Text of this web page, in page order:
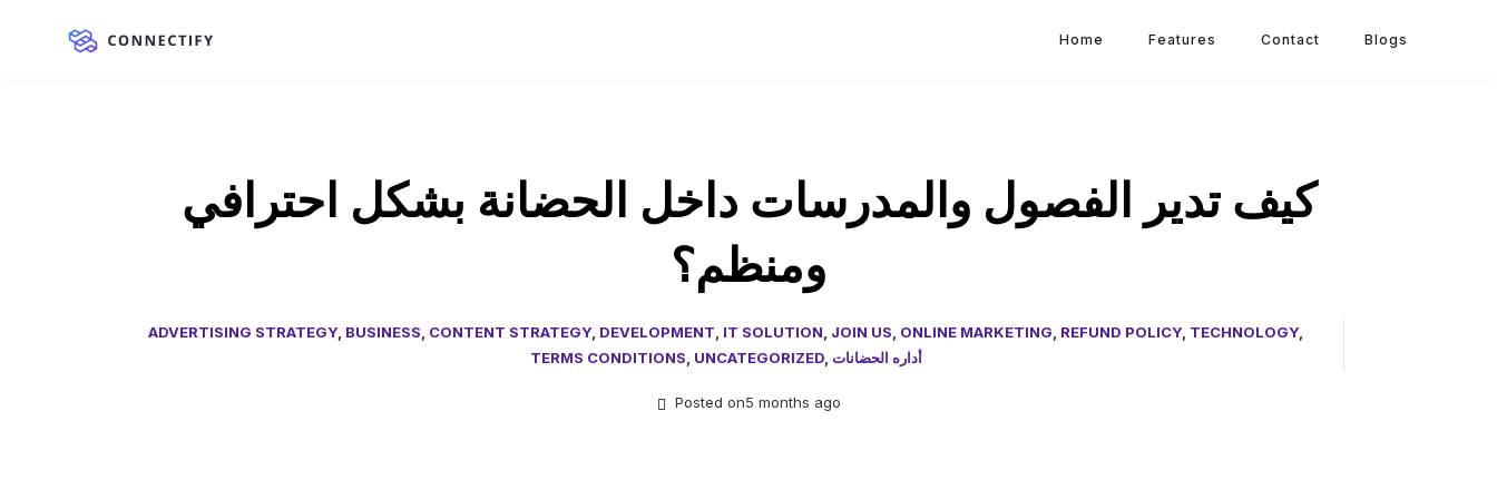
Home Features Contact Blogs
كيف تدير الفصول والمدرسات داخل الحضانة بشكل احترافي
ومنظم؟
ADVERTISING STRATEGY, BUSINESS CONTENT STRATEGY, DEVELOPMENT IT SOLUTION JOIN US ONLINE MARKETING REFUND POLICY, TECHNOLOGY,
TERMS CONDITIONS UNCATEGORIZED, أداره الحضانات
Posted on5 months ago